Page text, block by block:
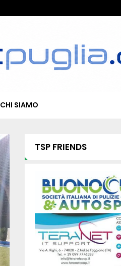
CHI SIAMO
TSP FRIENDS